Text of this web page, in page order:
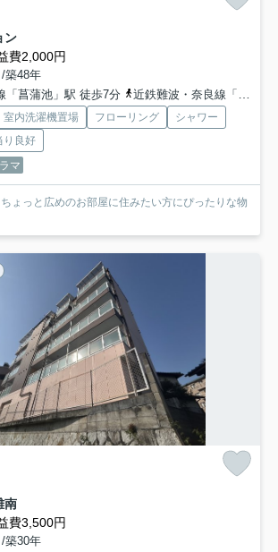
ン
費2,000円
築48年
「菖蒲池」駅 徒歩7分
近鉄難波・奈良線「学園前」駅 徒歩18分
室内洗濯機置場 フローリング
シャワー
り良好
マ
ょっと広めのお部屋に住みたい方にぴったりな物
南
費3,500円
築30年